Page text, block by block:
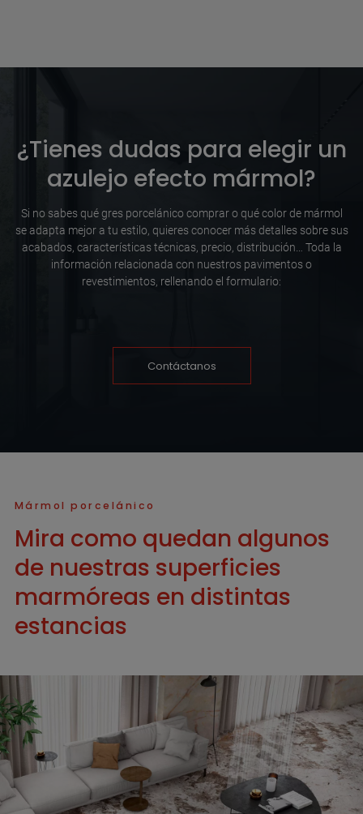
¿Tienes dudas para elegir un
azulejo efecto mármol?
Si no sabes qué gres porcelánico comprar o qué color de mármol
se adapta mejor a tu estilo, quieres conocer más detalles sobre sus
acabados, características técnicas, precio, distribución… Toda la
información relacionada con nuestros pavimentos o
revestimientos, rellenando el formulario:
Contáctanos
Mármol porcelánico
Mira como quedan algunos
de nuestras superficies
marmóreas en distintas
estancias